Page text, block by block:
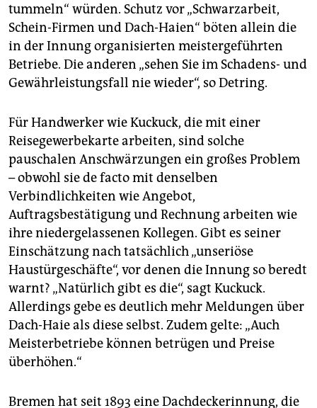
tummeln“ würden. Schutz vor „Schwarzarbeit,
Schein-Firmen und Dach-Haien“ böten allein die
in der Innung organisierten meistergeführten
Betriebe. Die anderen „sehen Sie im Schadens- und
Gewährleistungsfall nie wieder“, so Detring.
Für Handwerker wie Kuckuck, die mit einer
Reisegewerbekarte arbeiten, sind solche
pauschalen Anschwärzungen ein großes Problem
– obwohl sie de facto mit denselben
Verbindlichkeiten wie Angebot,
Auftragsbestätigung und Rechnung arbeiten wie
ihre niedergelassenen Kollegen. Gibt es seiner
Einschätzung nach tatsächlich „unseriöse
Haustürgeschäfte“, vor denen die Innung so beredt
warnt? „Natürlich gibt es die“, sagt Kuckuck.
Allerdings gebe es deutlich mehr Meldungen über
Dach-Haie als diese selbst. Zudem gelte: „Auch
Meisterbetriebe können betrügen und Preise
überhöhen.“
Bremen hat seit 1893 eine Dachdeckerinnung, die